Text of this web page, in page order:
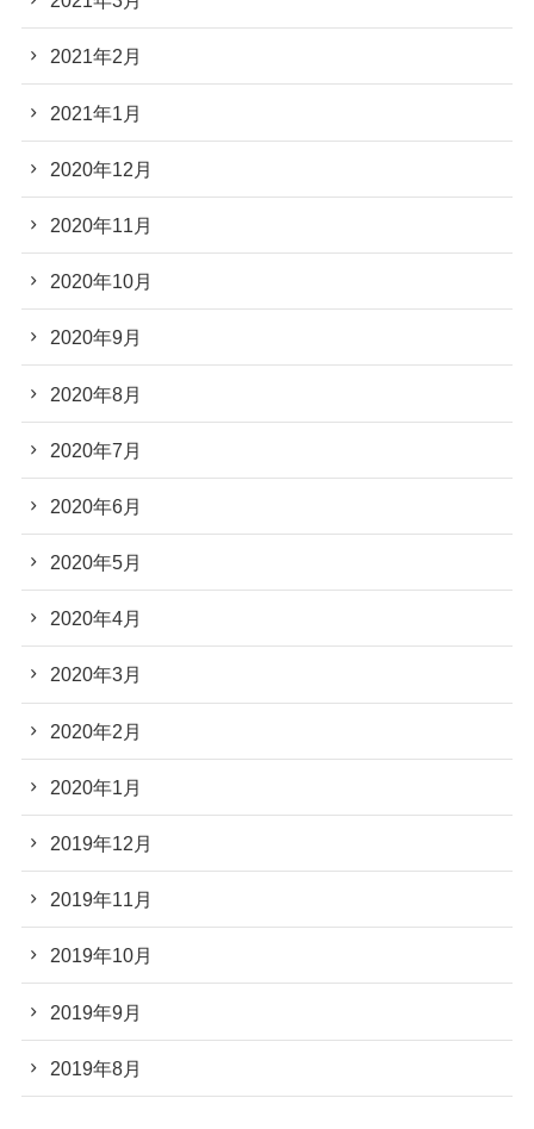
2021年2月
2021年1月
2020年12月
2020年11月
2020年10月
2020年9月
2020年8月
2020年7月
2020年6月
2020年5月
2020年4月
2020年3月
2020年2月
2020年1月
2019年12月
2019年11月
2019年10月
2019年9月
2019年8月